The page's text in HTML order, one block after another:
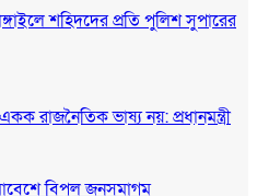
শহিদদের প্রতি পুলিশ সুপারের
রাজনৈতিক ভাষ্য নয়: প্রধানমন্ত্রী
বিপুল জনসমাগম